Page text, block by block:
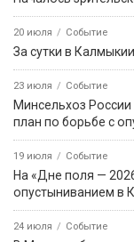
20 июля Событие
За сутки в
23 июля Событие
Минсельхоз
план по борьбе с
19 июля Событие
На «Дне поля —
опустыниванием в
24 июля Событие